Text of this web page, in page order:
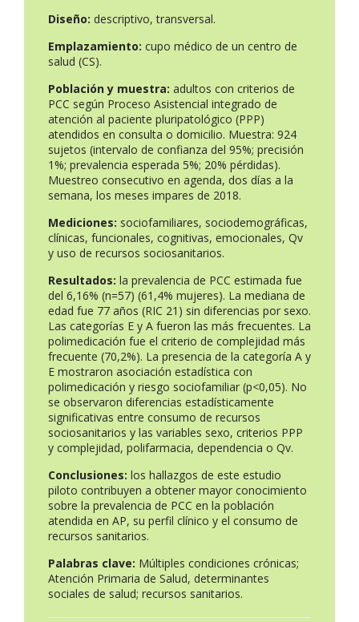
Diseño: descriptivo, transversal.
Emplazamiento: cupo médico de un centro de
salud (CS).
Población y muestra: adultos con criterios de
PCC según Proceso Asistencial integrado de
atención al paciente pluripatológico (PPP)
atendidos en consulta o domicilio. Muestra: 924
sujetos (intervalo de confianza del 95%; precisión
1%; prevalencia esperada 5%; 20% pérdidas).
Muestreo consecutivo en agenda, dos días a la
semana, los meses impares de 2018.
Mediciones: sociofamiliares, sociodemográficas,
clínicas, funcionales, cognitivas, emocionales, Qv
y uso de recursos sociosanitarios.
Resultados: la prevalencia de PCC estimada fue
del 6,16% (n=57) (61,4% mujeres). La mediana de
edad fue 77 años (RIC 21) sin diferencias por sexo.
Las categorías E y A fueron las más frecuentes. La
polimedicación fue el criterio de complejidad más
frecuente (70,2%). La presencia de la categoría A y
E mostraron asociación estadística con
polimedicación y riesgo sociofamiliar (p<0,05). No
se observaron diferencias estadísticamente
significativas entre consumo de recursos
sociosanitarios y las variables sexo, criterios PPP
y complejidad, polifarmacia, dependencia o Qv.
Conclusiones: los hallazgos de este estudio
piloto contribuyen a obtener mayor conocimiento
sobre la prevalencia de PCC en la población
atendida en AP, su perfil clínico y el consumo de
recursos sanitarios.
Palabras clave: Múltiples condiciones crónicas;
Atención Primaria de Salud, determinantes
sociales de salud; recursos sanitarios.